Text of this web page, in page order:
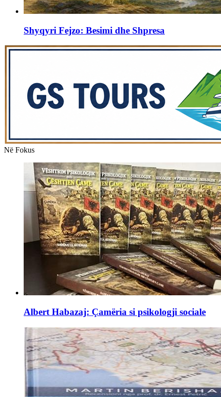
Shyqyri Fejzo: Besimi dhe Shpresa
Në Fokus
Albert Habazaj: Çamëria si psikologji sociale